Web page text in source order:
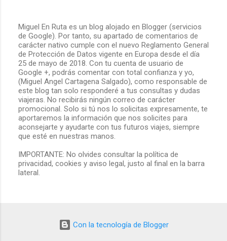
P
u
b
l
i
c
a
r
u
n
c
o
e
n
t
Miguel En Ruta es un blog alojado en Blogger (servicios
de Google). Por tanto, su apartado de comentarios de
carácter nativo cumple con el nuevo Reglamento General
de Protección de Datos vigente en Europa desde el día
25 de mayo de 2018. Con tu cuenta de usuario de
Google +, podrás comentar con total confianza y yo,
(Miguel Angel Cartagena Salgado), como responsable de
este blog tan solo responderé a tus consultas y dudas
viajeras. No recibirás ningún correo de carácter
promocional. Solo si tú nos lo solicitas expresamente, te
aportaremos la información que nos solicites para
aconsejarte y ayudarte con tus futuros viajes, siempre
que esté en nuestras manos.
IMPORTANTE: No olvides consultar la política de
privacidad, cookies y aviso legal, justo al final en la barra
lateral.
Con la tecnología de Blogger